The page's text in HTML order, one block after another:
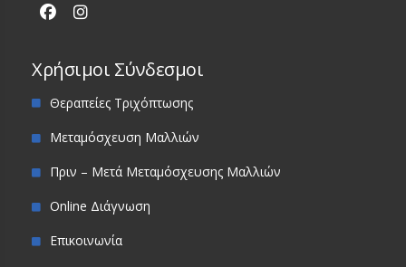
Χρήσιμοι Σύνδεσμοι
Θεραπείες Τριχόπτωσης
Μεταμόσχευση Μαλλιών
Πριν – Μετά Μεταμόσχευσης Μαλλιών
Online Διάγνωση
Επικοινωνία